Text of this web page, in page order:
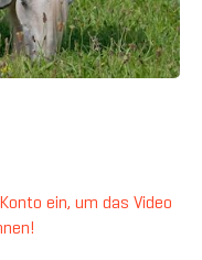
ein, um das Video